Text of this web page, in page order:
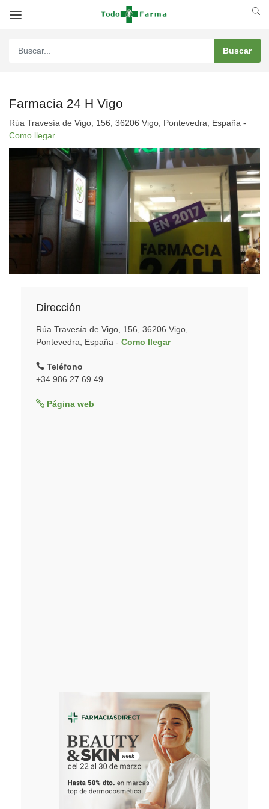
Farmacia 24 H Vigo
Rúa Travesía de Vigo, 156, 36206 Vigo, Pontevedra, España -
Como llegar
Dirección
Rúa Travesía de Vigo, 156, 36206 Vigo,
Pontevedra, España - Como llegar
Teléfono
+34 986 27 69 49
Página web